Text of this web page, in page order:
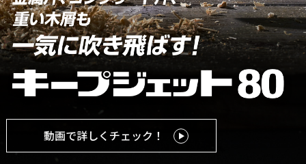
動画で詳しくチェック！